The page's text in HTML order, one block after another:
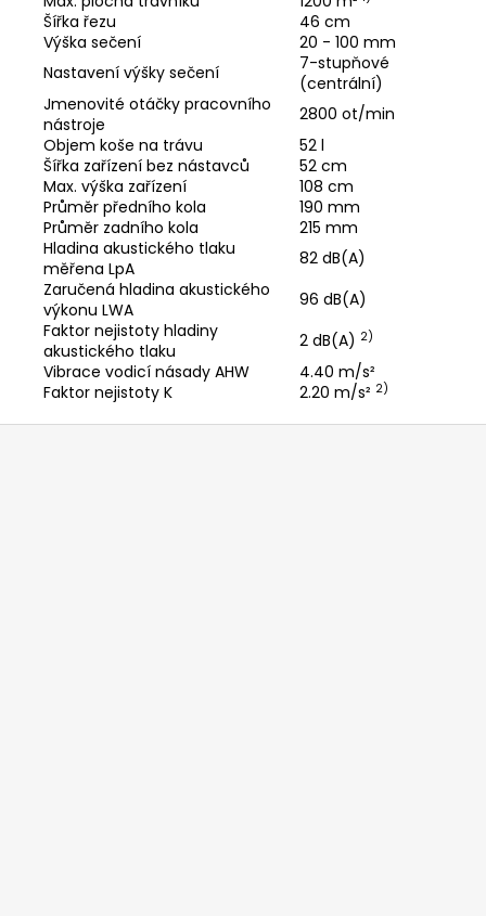
Šířka řezu
46 cm
Výška sečení
20 - 100 mm
Nastavení výšky sečení
7-stupňové
(centrální)
Jmenovité otáčky pracovního
nástroje
2800 ot/min
Objem koše na trávu
52 l
Šířka zařízení bez nástavců
52 cm
Max. výška zařízení
108 cm
Průměr předního kola
190 mm
Průměr zadního kola
215 mm
Hladina akustického tlaku
měřena LpA
82 dB(A)
Zaručená hladina akustického
výkonu LWA
96 dB(A)
Faktor nejistoty hladiny
akustického tlaku
2 dB(A) 2)
Vibrace vodicí násady AHW
4.40 m/s²
Faktor nejistoty K
2.20 m/s² 2)